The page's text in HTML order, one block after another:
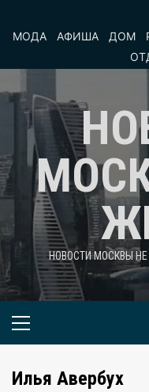
МОДА
АФИША ДОМ
НОВОСТИ МОСКВЫ
Основное
Илья Авербух